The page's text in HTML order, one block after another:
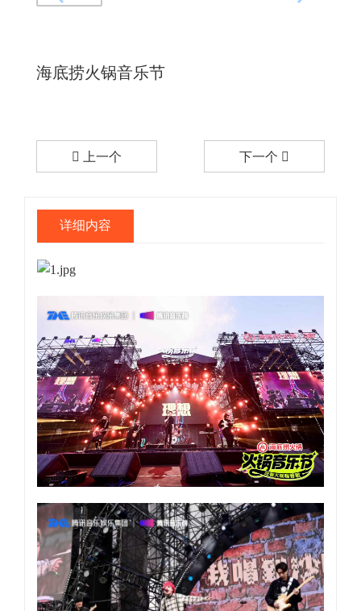
海底捞火锅音乐节
上一个 下一个
详细内容